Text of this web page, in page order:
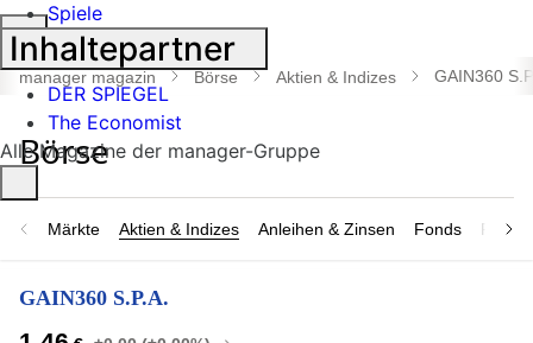
Suche
öffnen
manager magazin Börse Aktien & Indizes GAIN360
Märkte Aktien & Indizes Anleihen & Zinsen Fonds
GAIN360 S.P.A.
Spiele
Inhaltepartner
DER SPIEGEL
The Economist
Alle Magazine der manager-Gruppe